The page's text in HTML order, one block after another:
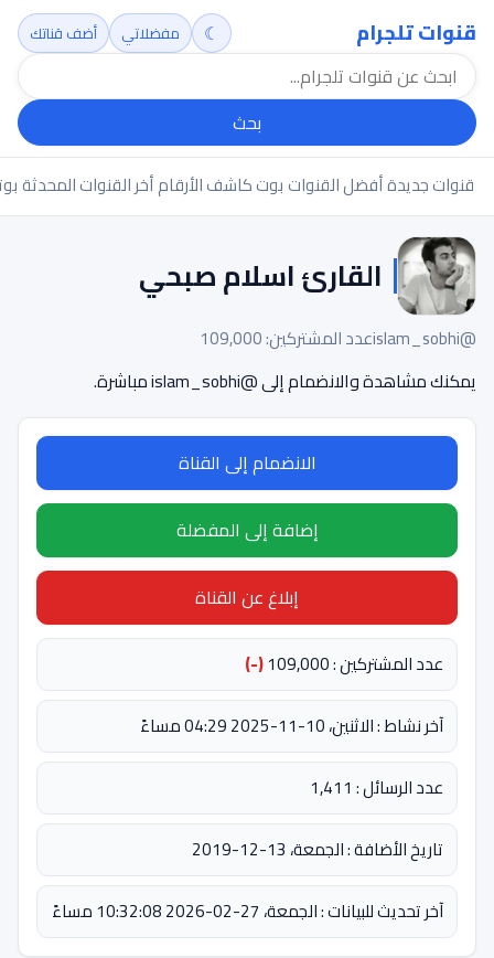
قنوات تلجرام
بحث
☾ مفضلاتي أضف قناتك
قنوات جديدةأفضل القنواتبوت كاشف الأرقامأخر القنوات المحدثة
القارئ اسلام صبحي
@islam_sobhi
عدد المشتركين: 109,000
يمكنك مشاهدة والانضمام إلى @islam_sobhi مباشرة.
الانضمام إلى القناة
إضافة إلى المفضلة
إبلاغ عن القناة
عدد المشتركين : 109,000
(-)
آخر نشاط : الاثنين، 10-11-2025 04:29 مساءً
عدد الرسائل : 1,411
تاريخ الأضافة : الجمعة، 13-12-2019
آخر تحديث للبيانات : الجمعة، 27-02-2026 10:32:08 مساءً